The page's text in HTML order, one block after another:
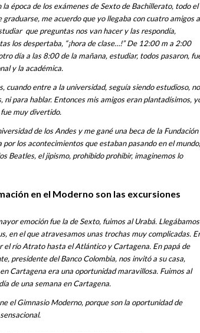
época de los exámenes de Sexto de Bachillerato, todo el
me acuerdo que yo llegaba con cuatro amigos a
que preguntas nos van hacer y las respondía,
los despertaba, “¡hora de clase…!” De 12:00 m a 2:00
día a las 8:00 de la mañana, estudiar, todos pasaron,
y la académica.
cuando entre a la universidad, seguía siendo estudioso, no
para hablar. Entonces mis amigos eran plantadísimos,
muy divertido.
de los Andes y me gané una beca de la Fundación
los acontecimientos que estaban pasando en el mundo,
Beatles, el jipismo, prohibido prohibir, imaginemos lo
en el Moderno son las excursiones
emoción fue la de Sexto, fuimos al Urabá. Llegábamos
en el que atravesamos unas trochas muy complicadas.
el río Atrato hasta el Atlántico y Cartagena. En papá de
presidente del Banco Colombia, nos invitó a su casa,
Cartagena era una oportunidad maravillosa. Fuimos al
de una semana en Cartagena.
el Gimnasio Moderno, porque son la oportunidad de